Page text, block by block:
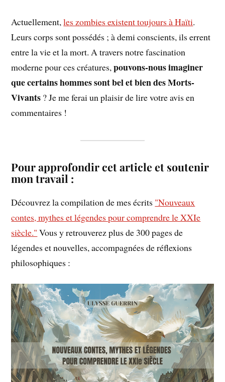
Actuellement,les zombies existent toujours à Haïti.
Leurs corps sont possédés ; à demi conscients, ils errent
entre la vie et la mort. A travers notre fascination
moderne pour ces créatures,pouvons-nous imaginer
que certains hommes sont bel et bien des Morts-
Vivants ? Je me ferai un plaisir de lire votre avis en
commentaires !
Pour approfondir cet article et soutenir
mon travail :
Découvrez la compilation de mes écrits "Nouveaux
contes, mythes et légendes pour comprendre le XXIe
siècle." Vous y retrouverez plus de 300 pages de
légendes et nouvelles, accompagnées de réflexions
philosophiques :